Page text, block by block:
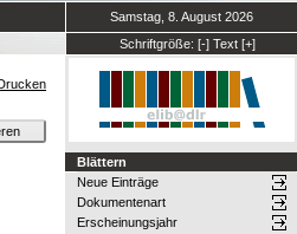
Samstag, 8. August 2026
Schriftgröße: [-] Text [+]
Blättern
Neue Einträge
Dokumentenart
Erscheinungsjahr